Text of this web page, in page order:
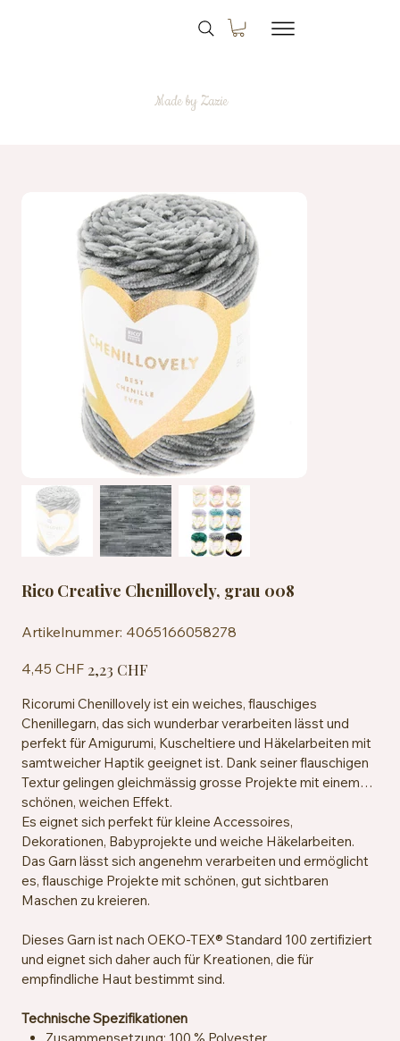
Made by Zazie
Rico Creative Chenillovely, grau 008
Artikelnummer: 4065166058278
4065166058278
Preis
4,45 CHF 2,23 CHF
Ricorumi Chenillovely ist ein weiches, flauschiges
Chenillegarn, das sich wunderbar verarbeiten lässt und
perfekt für Amigurumi, Kuscheltiere und Häkelarbeiten mit
samtweicher Haptik geeignet ist. Dank seiner flauschigen
Textur gelingen gleichmässig grosse Projekte mit einem
schönen, weichen Effekt.
Es eignet sich perfekt für kleine Accessoires,
Dekorationen, Babyprojekte und weiche Häkelarbeiten.
Das Garn lässt sich angenehm verarbeiten und ermöglicht
es, flauschige Projekte mit schönen, gut sichtbaren
Maschen zu kreieren.
Dieses Garn ist nach OEKO-TEX® Standard 100 zertifiziert
und eignet sich daher auch für Kreationen, die für
empfindliche Haut bestimmt sind.
Technische Spezifikationen